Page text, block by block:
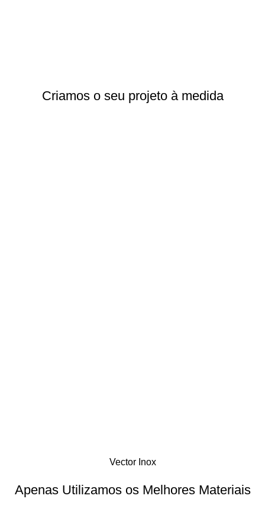
Criamos o seu projeto à medida
Vector Inox
Apenas Utilizamos os Melhores Materiais